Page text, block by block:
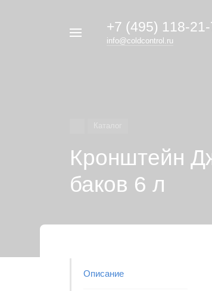
+7 (495) 118-
info@coldcontrol.ru
Кронштейн
баков 6 л
Описание